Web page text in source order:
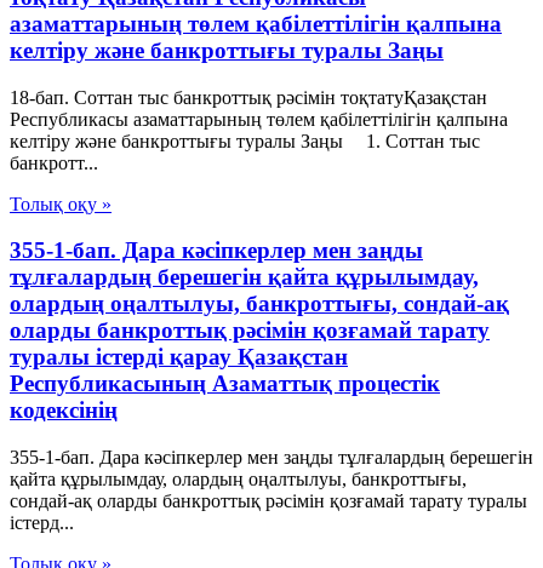
азаматтарының төлем қабілеттілігін қалпына
келтіру және банкроттығы туралы Заңы
18-бап. Соттан тыс банкроттық рәсімін тоқтатуҚазақстан
Республикасы азаматтарының төлем қабілеттілігін қалпына
келтіру және банкроттығы туралы Заңы 1. Соттан тыс
банкротт...
Толық оқу »
355-1-бап. Дара кәсіпкерлер мен заңды
тұлғалардың берешегін қайта құрылымдау,
олардың оңалтылуы, банкроттығы, сондай-ақ
оларды банкроттық рәсімін қозғамай тарату
туралы істерді қарау Қазақстан
Республикасының Азаматтық процестік
кодексінің
355-1-бап. Дара кәсіпкерлер мен заңды тұлғалардың берешегін
қайта құрылымдау, олардың оңалтылуы, банкроттығы,
сондай-ақ оларды банкроттық рәсімін қозғамай тарату туралы
істерд...